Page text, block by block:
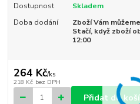
Dostupnost
Skladem
Doba dodání
Zboží Vám
Stačí, když zboží
12:00
264 Kč/ks
218 Kč bez DPH
Přidat do